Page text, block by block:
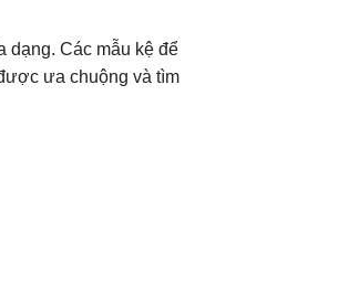
dạng. Các mẫu kệ để
ưa chuộng và tìm